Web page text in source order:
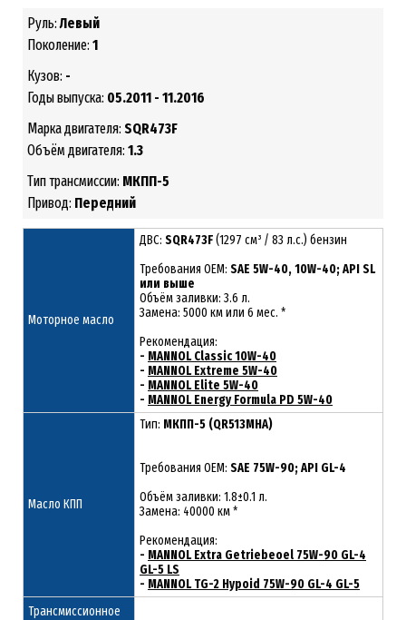
Руль:Левый
Поколение: 1
Кузов: -
Годы выпуска: 05.2011 - 11.2016
Марка двигателя: SQR473F
Объём двигателя: 1.3
Тип трансмиссии: МКПП-5
Привод: Передний
Моторное масло
ДВС: SQR473F(1297 см³ / 83 л.с.) бензин
Требования ОЕМ: SAE 5W-40, 10W-40; API SL
или выше
Объём заливки: 3.6 л.
Замена: 5000 км или 6 мес. *
Рекомендация:
- MANNOL Classic 10W-40
- MANNOL Extreme 5W-40
- MANNOL Elite 5W-40
- MANNOL Energy Formula PD 5W-40
Масло КПП
Тип: МКПП-5 (QR513MHA)
Требования OEM: SAE 75W-90; API GL-4
Объём заливки: 1.8±0.1 л.
Замена: 40000 км *
Рекомендация:
- MANNOL Extra Getriebeoel 75W-90 GL-4
GL-5 LS
- MANNOL TG-2 Hypoid 75W-90 GL-4 GL-5
Трансмиссионное